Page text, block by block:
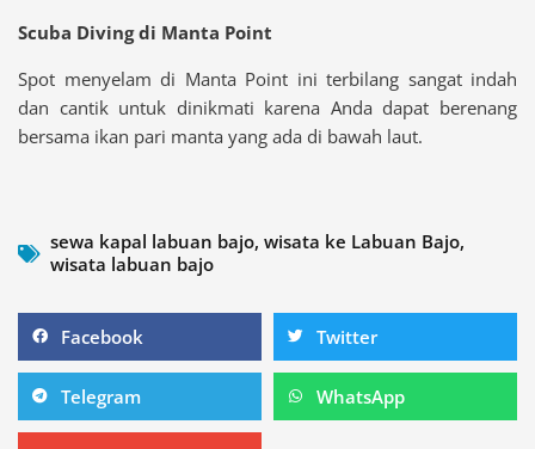
Scuba Diving di Manta Point
Spot menyelam di Manta Point ini terbilang sangat indah
dan cantik untuk dinikmati karena Anda dapat berenang
bersama ikan pari manta yang ada di bawah laut.
sewa kapal labuan bajo, wisata ke Labuan Bajo,
wisata labuan bajo
Share Facebook Share Twitter
Share Telegram WhatsApp